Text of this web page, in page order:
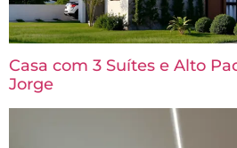
Casa com 3 Suítes e Alto
Jorge